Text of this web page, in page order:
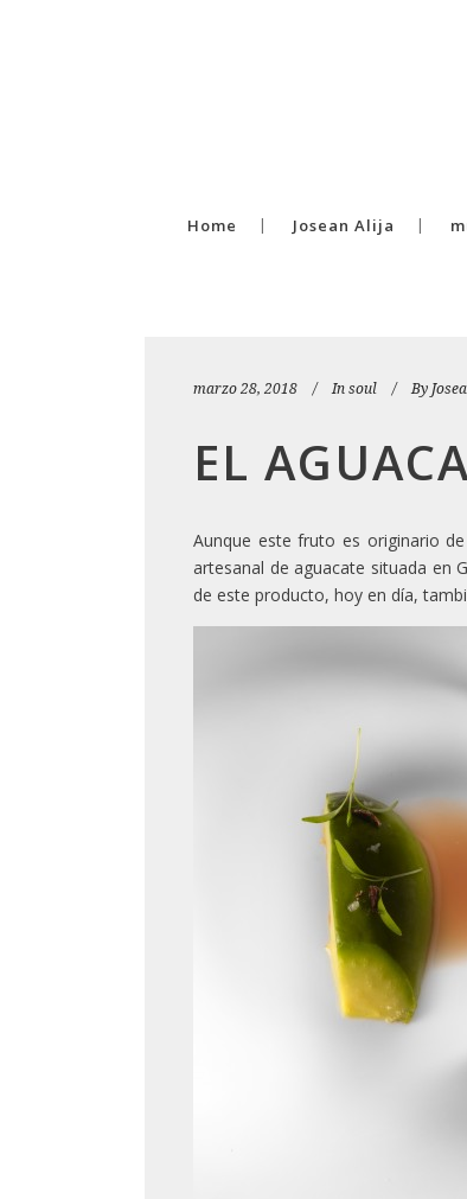
Home Josean Alija
marzo 28, 2018 Insoul By
EL
Aunque este fruto es originario
artesanal de aguacate situada en
de este producto, hoy en día,